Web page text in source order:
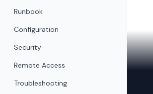
Runbook
Configuration
Security
Remote Access
Troubleshooting
🦞 OpenClaw